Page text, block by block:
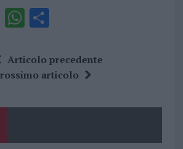
Pi
te
re
W
at
s
p
S
a
re
Articolo precedente
articolo